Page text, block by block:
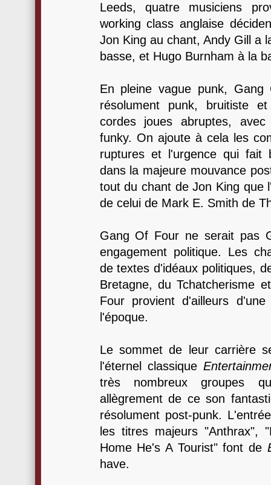
Leeds, quatre musiciens
working class anglaise
Jon King au chant, Andy Gill a
basse, et Hugo Burnham à la
En pleine vague punk,
résolument punk, bruitiste
cordes joues abruptes,
funky. On ajoute à cela les
ruptures et l'urgence qui fait
dans la majeure mouvance
tout du chant de Jon King que
de celui de Mark E. Smith de
Gang Of Four ne serait pas
engagement politique. Les
de textes d'idéaux politiques,
Bretagne, du Tchatcherisme
Four provient d'ailleurs
l'époque.
Le sommet de leur carrière
l'éternel classique
très nombreux groupes
allègrement de ce son
résolument post-punk.
les titres majeurs "Anthrax",
Home He's A Tourist" font de
have.